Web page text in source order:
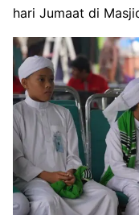
hari Jumaat di